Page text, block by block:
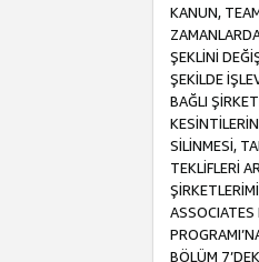
KANUN,
ŞEKLİNİ
ŞEKİLDE
BAĞLI
SİLİNMESİ,
TEKLİFLERİ
ASSOCIATES
BÖLÜM